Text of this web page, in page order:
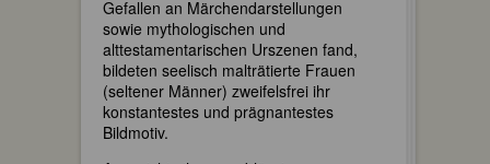
Gefallen an Märchendarstellungen
sowie mythologischen und
alttestamentarischen Urszenen fand,
bildeten seelisch malträtierte Frauen
(seltener Männer) zweifelsfrei ihr
konstantestes und prägnantestes
Bildmotiv.